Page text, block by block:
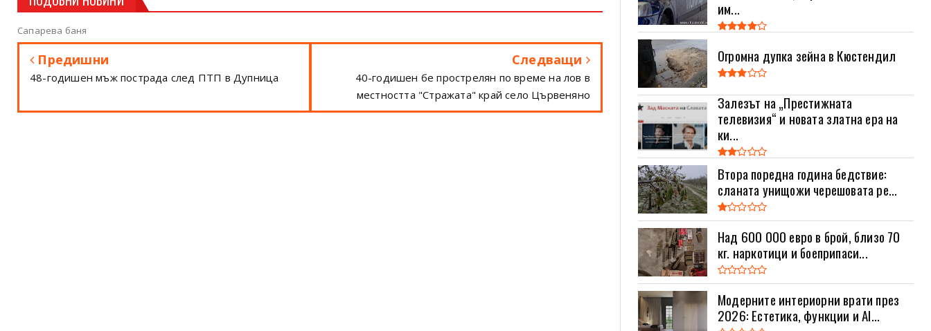
Сапарева баня
Предишни
48-годишен мъж пострада след ПТП в Дупница
Следващи
40-годишен бе прострелян по време на лов в
местността "Стражата" край село Цървеняно
им...
Огромна дупка зейна в Кюстендил
Залезът на „Престижната
телевизия“ и новата златна ера на
ки...
Втора поредна година бедствие:
сланата унищожи черешовата ре...
Над 600 000 евро в брой, близо 70
кг. наркотици и боеприпаси...
Модерните интериорни врати през
2026: Естетика, функции и AI...